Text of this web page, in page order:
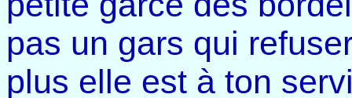
pas un gars qui
plus elle est à ton